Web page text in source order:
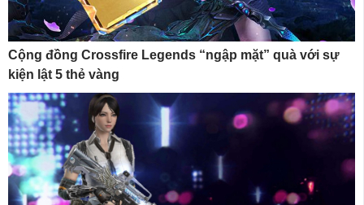
Cộng đồng Crossfire Legends “ngập mặt” quà với sự
kiện lật 5 thẻ vàng